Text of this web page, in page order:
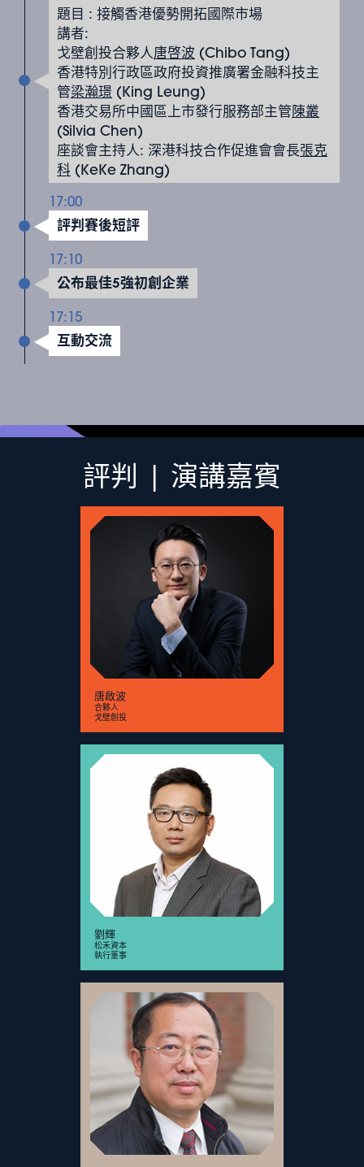
題目 : 接觸香港優勢開拓國際市場
講者:
戈壁創投合夥人唐啓波 (Chibo Tang)
香港特別行政區政府投資推廣署金融科技主
管梁瀚璟 (King Leung)
香港交易所中國區上市發行服務部主管陳叢
(Silvia Chen)
座談會主持人: 深港科技合作促進會會長張克
科 (KeKe Zhang)
17:00
評判賽後短評
17:10
公布最佳5強初創企業
17:15
互動交流
評判 | 演講嘉賓
唐啟波
合夥人
戈壁創投
劉輝
松禾資本
執行董事